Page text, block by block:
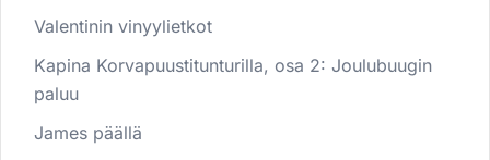
Valentinin vinyylietkot
Kapina Korvapuustitunturilla, osa 2: Joulubuugin
paluu
James päällä